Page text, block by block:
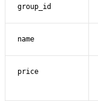
group_id
name
price